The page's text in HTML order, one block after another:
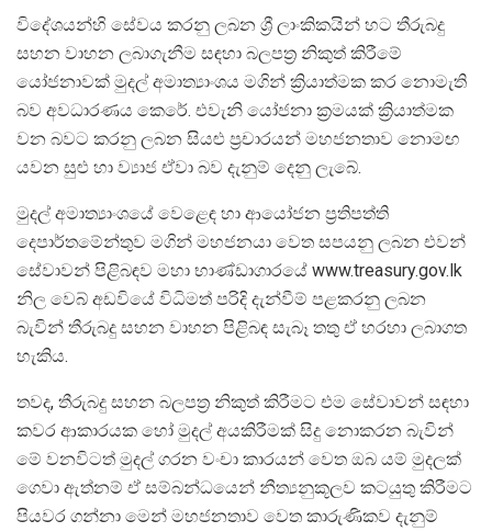
විදේශයන්හි සේවය කරනු ලබන ශ්‍රී ලාංකිකයින් හට තීරුබදු
සහන වාහන ලබාගැනීම සඳහා බලපත්‍ර නිකුත් කිරීමේ
යෝජනාවක් මුදල් අමාත්‍යාංශය මගින් ක්‍රියාත්මක කර නොමැති
බව අවධාරණය කෙරේ. එවැනි යෝජනා ක්‍රමයක් ක්‍රියාත්මක
වන බවට කරනු ලබන සියළු ප්‍රචාරයන් මහජනතාව නොමඟ
යවන සුළු හා ව්‍යාජ ඒවා බව දැනුම් දෙනු ලැබේ.
මුදල් අමාත්‍යාංශයේ වෙළෙඳ හා ආයෝජන ප්‍රතිපත්ති
දෙපාර්තමේන්තුව මගින් මහජනයා වෙත සපයනු ලබන එවන්
සේවාවන් පිළිබඳව මහා භාණ්ඩාගාරයේ www.treasury.gov.lk
නිල වෙබ් අඩවියේ විධිමත් පරිදි දැන්වීම් පළකරනු ලබන
බැවින් තීරුබදු සහන වාහන පිළිබඳ සැබෑ තතු ඒ හරහා ලබාගත
හැකිය.
තවද, තීරුබදු සහන බලපත්‍ර නිකුත් කිරීමට එම සේවාවන් සඳහා
කවර ආකාරයක හෝ මුදල් අයකිරීමක් සිදු නොකරන බැවින්
මේ වනවිටත් මුදල් ගරන වංචා කාරයන් වෙත ඔබ යම් මුදලක්
ගෙවා ඇත්නම් ඒ සම්බන්ධයෙන් නීත්‍යනුකූලව කටයුතු කිරීමට
පියවර ගන්නා මෙන් මහජනතාව වෙත කාරුණිකව දැනුම්